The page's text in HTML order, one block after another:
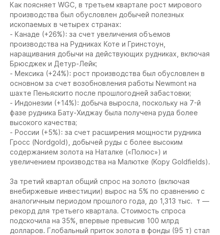
Как поясняет WGC, в третьем квартале рост мирового
производства был обусловлен добычей полезных
ископаемых в четырех странах:
- Канаде (+26%): за счет увеличения объемов
производства на Рудниках Коте и Гринстоун,
наращивания добычи на действующих рудниках, включая
Брюсджек и Детур-Лейк;
- Мексика (+24%): рост производства был обусловлен в
основном за счет возобновления работы Newmont на
шахте Пеньяскито после прошлогодней забастовки;
- Индонезии (+14%): добыча выросла, поскольку на 7-й
фазе рудника Бату-Хиджау была получена руда более
высокого качества;
- России (+5%): за счет расширения мощности рудника
Гросс (Nordgold), добычей руды с более высоким
содержанием золота на Наталке («Полюс») и
увеличением производства на Малютке (Kopy Goldfields).
За третий квартал общий спрос на золото (включая
внебиржевые инвестиции) вырос на 5% по сравнению с
аналогичным периодом прошлого года, до 1,313 тыс. т —
рекорд для третьего квартала. Стоимость спроса
подскочила на 35%, впервые превысив 100 млрд
долларов. Глобальный приток золота в фонды (95 т) стал